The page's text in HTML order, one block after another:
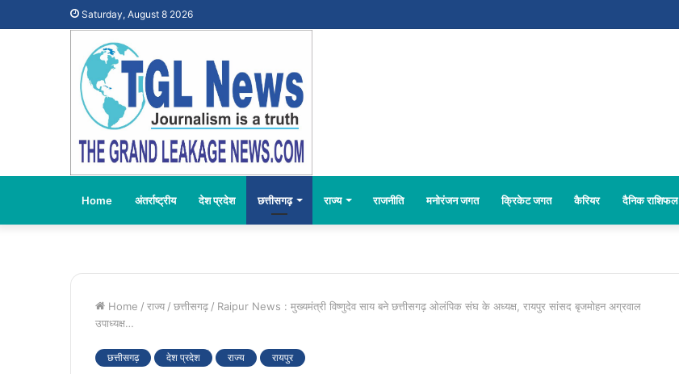
Saturday, August 8 2026
Home अंतर्राष्ट्रीय देश प्रदेश छत्तीसगढ़ राज्य राजनीति मनोरंजन जगत क्रिकेट जगत कैरियर दैनिक राशिफल
Home / राज्य / छत्तीसगढ़ / Raipur News : मुख्यमंत्री विष्णुदेव साय बने छत्तीसगढ़ ओलंपिक संघ के अध्यक्ष, रायपुर सांसद बृजमोहन अग्रवाल
उपाध्यक्ष…
छत्तीसगढ़ देश प्रदेश राज्य रायपुर